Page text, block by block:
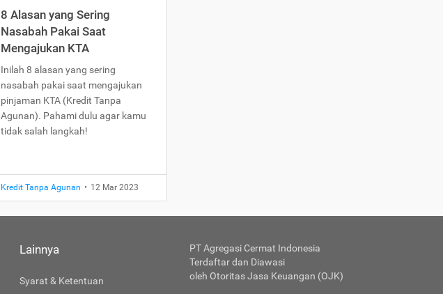
8 Alasan yang Sering
Nasabah Pakai Saat
Mengajukan KTA
Inilah 8 alasan yang sering
nasabah pakai saat mengajukan
pinjaman KTA (Kredit Tanpa
Agunan). Pahami dulu agar kamu
tidak salah langkah!
Kredit Tanpa Agunan • 12 Mar 2023
Lainnya
Syarat & Ketentuan
PT Agregasi Cermat Indonesia
Terdaftar dan Diawasi
oleh Otoritas Jasa Keuangan (OJK)